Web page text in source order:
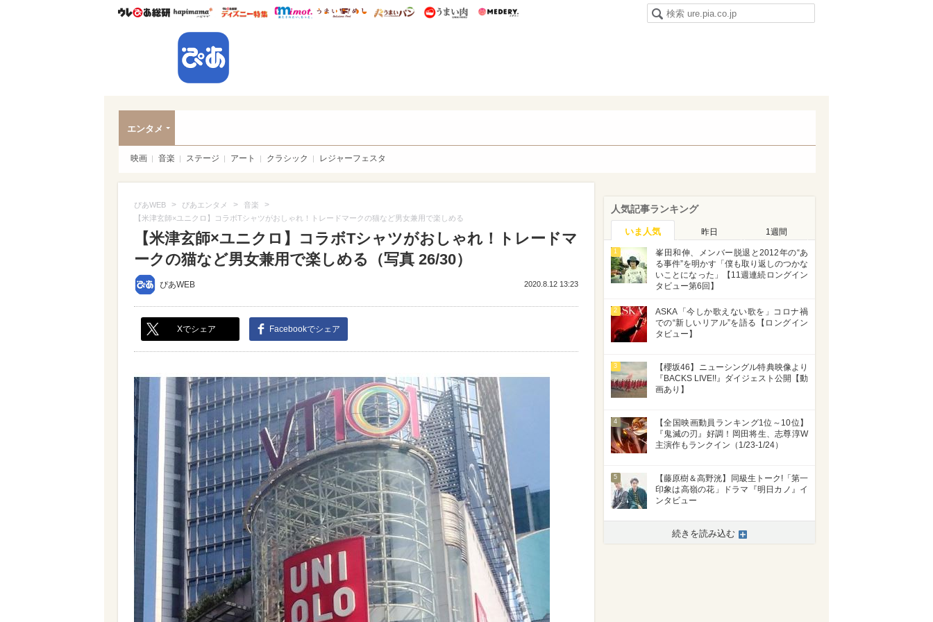
ウレぴあ総研ハピママ* ウレぴあ総研 ディズニー特集
mimot. うまいめし うまいパン うまい肉
エンタメ
映画 音楽 ステージ アート クラシック レジャーフェスタ
ぴあWEB > ぴあエンタメ > 音楽 >
【米津玄師×ユニクロ】コラボTシャツがおしゃれ！トレードマークの猫など男女兼用で楽しめる
【米津玄師×ユニクロ】コラボTシャツがおしゃれ！トレードマ
ークの猫など男女兼用で楽しめる（写真 26/30）
ぴあWEB 2020.8.12 13:23
Xでシェア Facebookでシェア
人気記事ランキング
いま人気 昨日 1週間
1
峯田和伸、メンバー脱退と2012年の“あ
る事件”を明かす「僕も取り返しのつかな
いことになった」【11週連続ロングイン
タビュー第6回】
2
ASKA「今しか歌えない歌を」コロナ禍
での“新しいリアル”を語る【ロングイン
タビュー】
3
【櫻坂46】ニューシングル特典映像より
『BACKS LIVE!!』ダイジェスト公開【動
画あり】
4
【全国映画動員ランキング1位～10位】
『鬼滅の刃』好調！岡田将生、志尊淳W
主演作もランクイン（1/23-1/24）
5
【藤原樹＆高野洸】同級生トーク!「第一
印象は高嶺の花」ドラマ『明日カノ』イ
ンタビュー
続きを読み込む